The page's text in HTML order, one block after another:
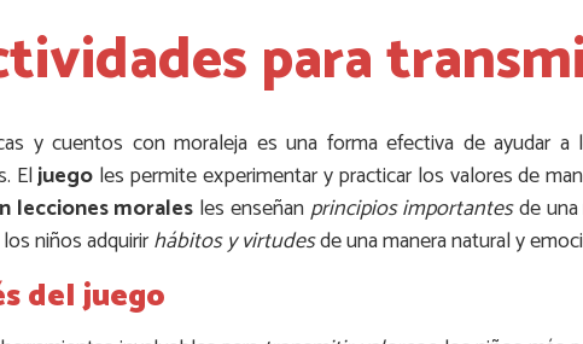
para
y cuentos con moraleja es una forma efectiva de ayudar
Eljuego les permite experimentar y practicar los valores de
lecciones moralesles enseñanprincipios importantesde una
niños adquirirhábitos y virtudesde una manera natural y
del juego